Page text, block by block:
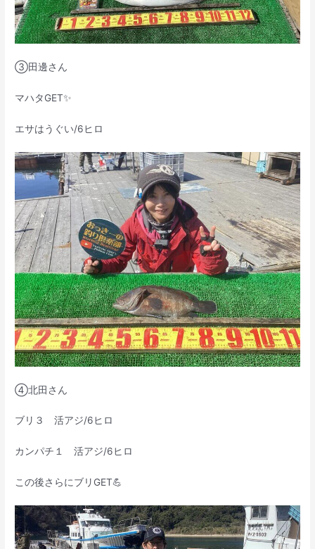
③田邊さん
マハタGET✨
エサはうぐい/6ヒロ
④北田さん
ブリ３ 活アジ/6ヒロ
カンパチ１ 活アジ/6ヒロ
この後さらにブリGET💪